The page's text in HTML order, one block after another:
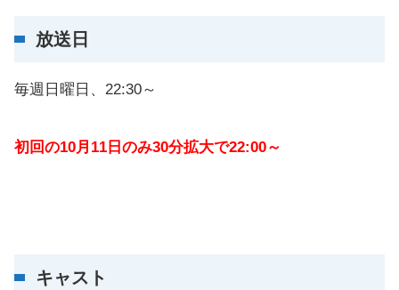
放送日
毎週日曜日、22:30～
初回の10月11日のみ30分拡大で22:00～
キャスト